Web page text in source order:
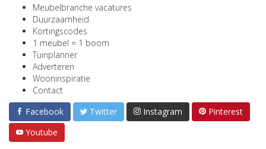
Meubelbranche vacatures
Duurzaamheid
Kortingscodes
1 meubel = 1 boom
Tuinplanner
Adverteren
Wooninspiratie
Contact
Facebook
Twitter Instagram
Pinterest
Youtube